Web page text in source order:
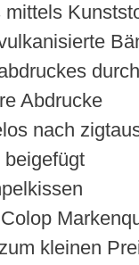
Abdrucke
nach
kleinen